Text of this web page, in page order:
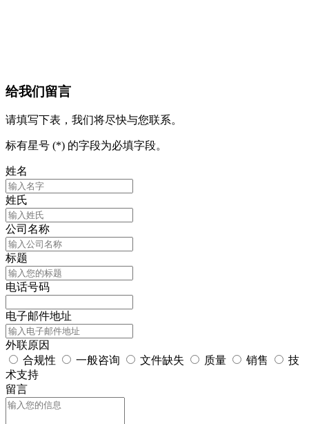
给我们留言
请填写下表，我们将尽快与您联系。
标有星号 (*) 的字段为必填字段。
姓名
姓氏
公司名称
标题
电话号码
电子邮件地址
外联原因
合规性
一般咨询 文件缺失 质量 销售
技
术支持
留言